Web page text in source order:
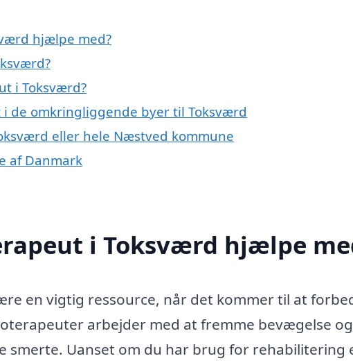
hjælpe med?
i Toksværd?
de omkringliggende byer til Toksværd
eller hele Næstved kommune
af Danmark
i Toksværd hjælpe
en vigtig ressource, når det kommer til at
arbejder med at fremme bevægelse og
smerte. Uanset om du har brug for rehabilitering